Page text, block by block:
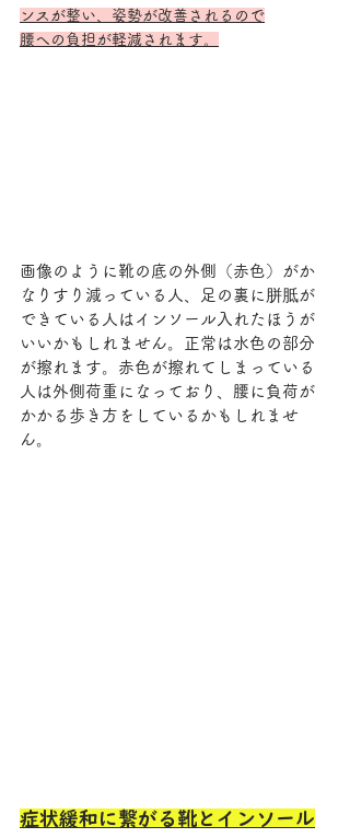
ンスが整い、姿勢が改善されるので
腰への負担が軽減されます。
画像のように靴の底の外側（赤色）がか
なりすり減っている人、足の裏に胼胝が
できている人はインソール入れたほうが
いいかもしれません。正常は水色の部分
が擦れます。赤色が擦れてしまっている
人は外側荷重になっており、腰に負荷が
かかる歩き方をしているかもしれませ
ん。
症状緩和に繋がる靴とインソール